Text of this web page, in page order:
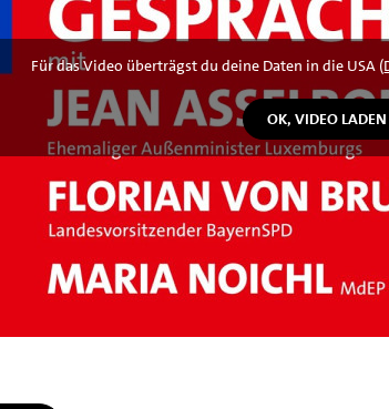
Für das Video überträgst du deine Daten in die USA (